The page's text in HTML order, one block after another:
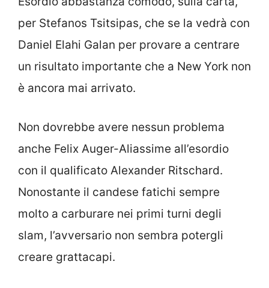
per Stefanos Tsitsipas, che se la vedrà con
Daniel Elahi Galan per provare a centrare
un risultato importante che a New York non
è ancora mai arrivato.
Non dovrebbe avere nessun problema
anche Felix Auger-Aliassime all’esordio
con il qualificato Alexander Ritschard.
Nonostante il candese fatichi sempre
molto a carburare nei primi turni degli
slam, l’avversario non sembra potergli
creare grattacapi.